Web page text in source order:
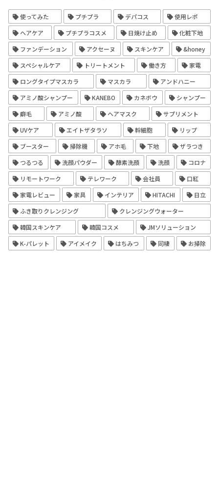
使ってみた プチプラ デパコス
使用レポ
ヘアケア
プチプラコスメ 日焼け止め
化粧下地
ファンデーション
アクセーヌ スキンケア
&honey
スペシャルケア
トリートメント 働き方
家電
ロングタイプマスカラ
マスカラ
アンドハニー
アミノ酸シャンプー
KANEBO カネボウ
シャンプー
癖毛
アミノ酸 ヘアマスク
サプリメント
UVケア
エイトザタラソ 幹細胞
リップ
ブースター
掃除機 アホ毛 下地
ザラつき
つるつる
洗顔パウダー 酵素洗顔 洗顔
コロナ
リモートワーク
テレワーク 会社員
口紅
家電レビュー
家具 インテリア HITACHI
日立
ふき取りクレンジング
クレンジングウォーター
韓国スキンケア
韓国コスメ
JMソリューション
K-パレット
アイメイク はちみつ 同棲 お掃除